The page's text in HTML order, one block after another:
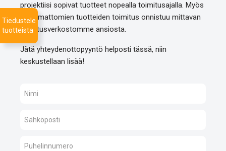
projektiisi sopivat tuotteet nopealla toimitusajalla. Myös
listaamattomien tuotteiden toimitus onnistuu mittavan
toimitusverkostomme ansiosta.
Jätä yhteydenottopyyntö helposti tässä, niin
keskustellaan lisää!
Tiedustele
tuotteista